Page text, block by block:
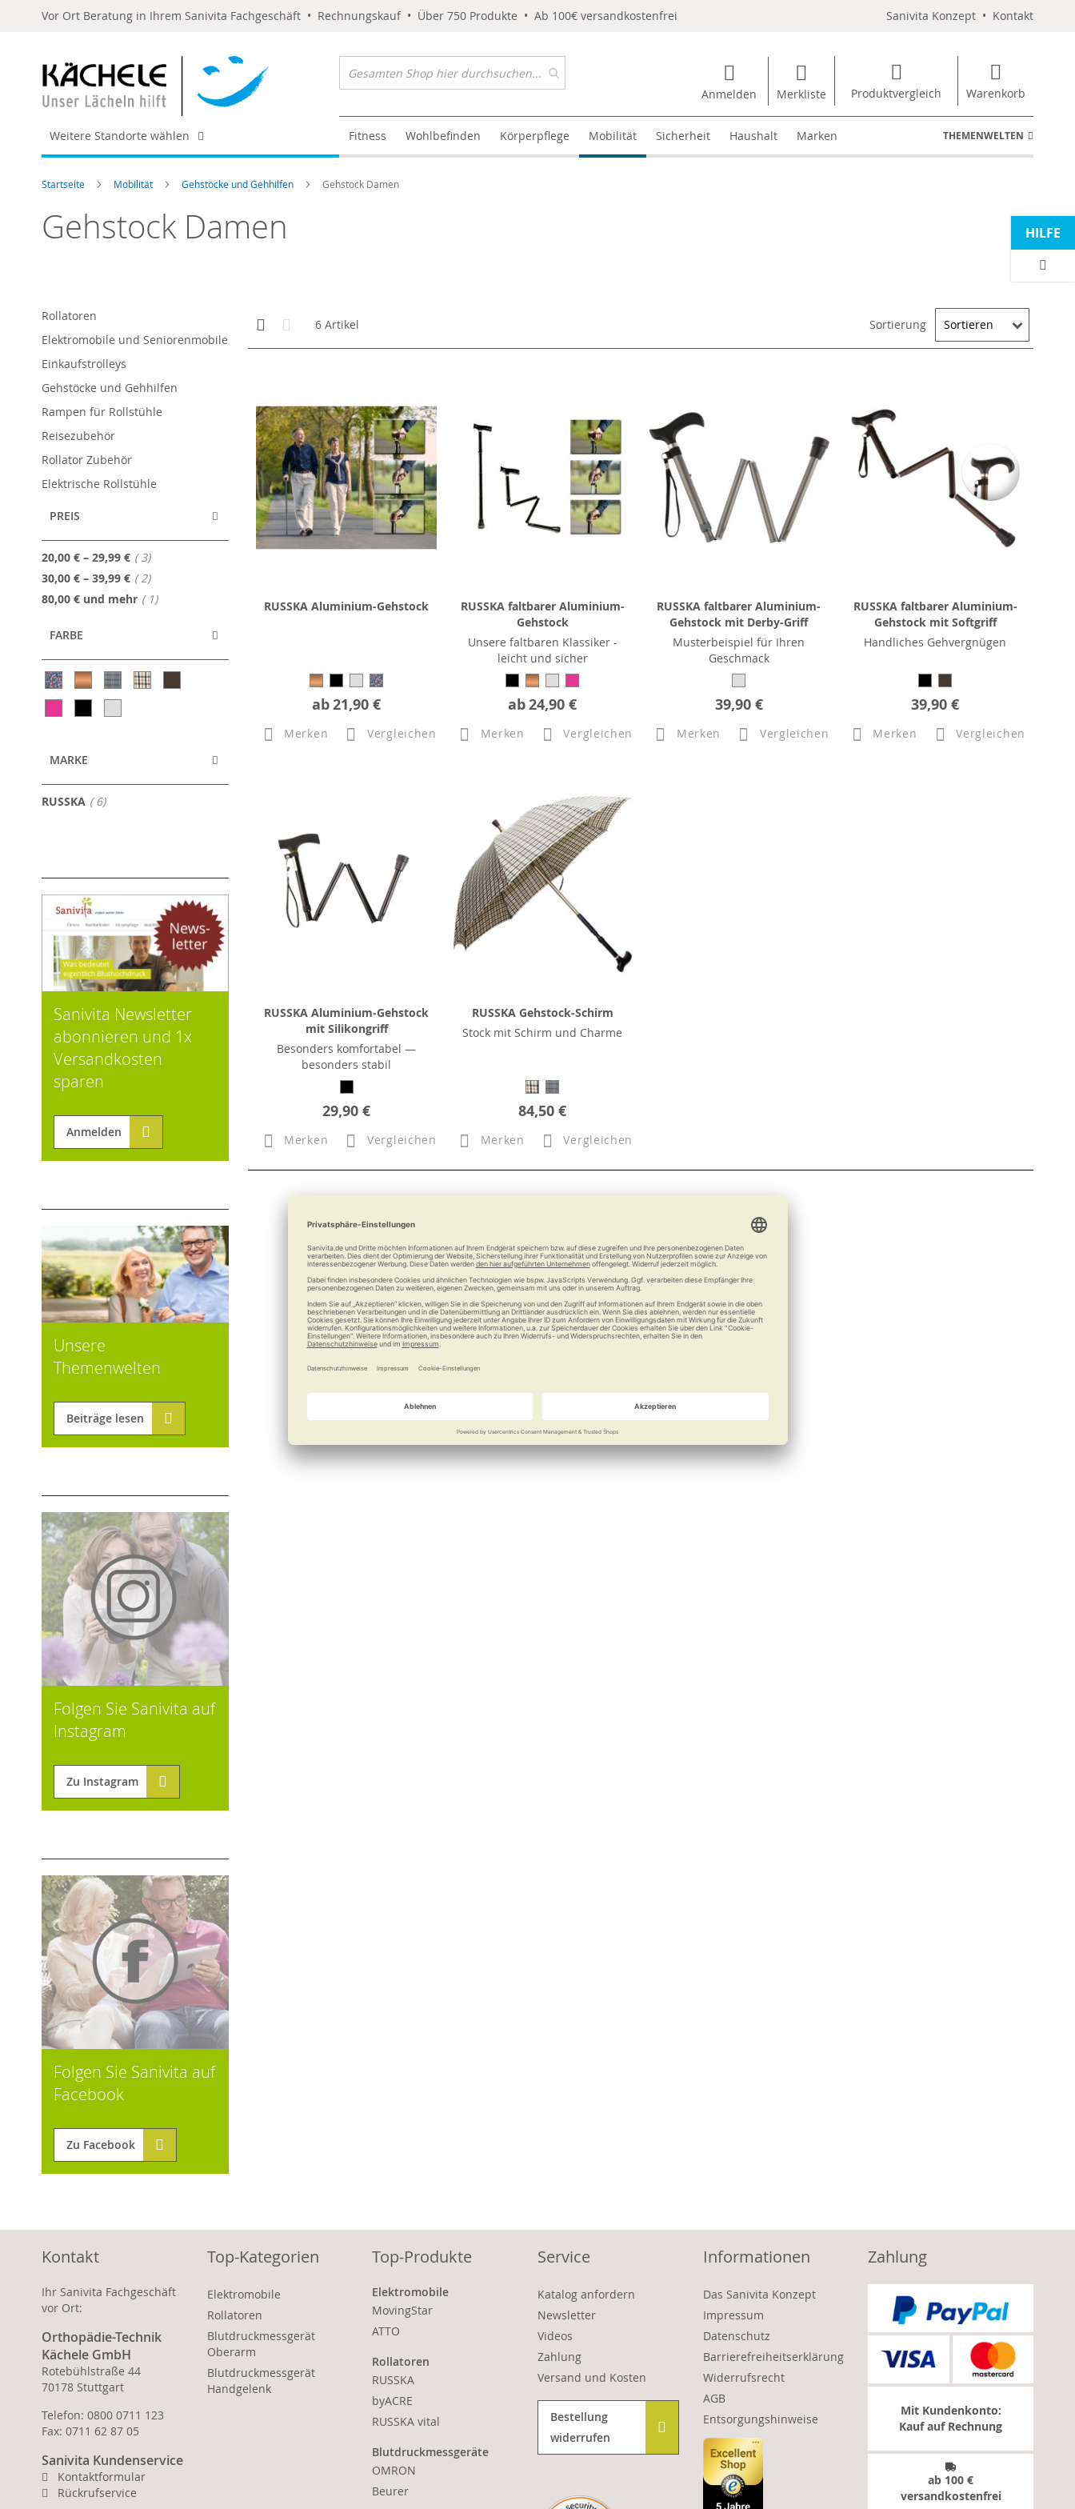
Vor Ort Beratung in Ihrem Sanivita Fachgeschäft • Rechnungskauf • Über 750 Produkte • Ab 100€ versandkostenfrei Sanivita Konzept • Kontakt
Anmelden Merkliste Produktvergleich Warenkorb
Weitere Standorte wählen Fitness Wohlbefinden Körperpflege Mobilität Sicherheit Haushalt Marken THEMENWELTEN
Startseite Mobilität Gehstöcke und Gehhilfen Gehstock Damen
Gehstock Damen
Anzeigen
als
Kachelansicht
Liste6 Artikel Sortierung
RUSSKA Aluminium-Gehstock
ab21,90 €
Merken Vergleichen
RUSSKA faltbarer Aluminium-
Gehstock
Unsere faltbaren Klassiker -
leicht und sicher
ab24,90 €
Merken Vergleichen
RUSSKA faltbarer Aluminium-
Gehstock mit Derby-Griff
Musterbeispiel für Ihren
Geschmack
39,90 €
Merken Vergleichen
RUSSKA faltbarer Aluminium-
Gehstock mit Softgriff
Handliches Gehvergnügen
39,90 €
Merken Vergleichen
RUSSKA Aluminium-Gehstock
mit Silikongriff
Besonders komfortabel —
besonders stabil
29,90 €
Merken Vergleichen
RUSSKA Gehstock-Schirm
Stock mit Schirm und Charme
84,50 €
Merken Vergleichen
Rollatoren
Elektromobile und Seniorenmobile
Einkaufstrolleys
Gehstöcke und Gehhilfen
Rampen für Rollstühle
Reisezubehör
Rollator Zubehör
Elektrische Rollstühle
PREIS
20,00 € – 29,99 € 3Artikel
30,00 € – 39,99 € 2Artikel
80,00 € und mehr 1Artikel
FARBE
MARKE
RUSSKA 6Artikel
Sanivita Newsletter
abonnieren und 1x
Versandkosten
sparen
Anmelden
Unsere
Themenwelten
Beiträge lesen
Folgen Sie Sanivita auf
Instagram
Zu Instagram
Folgen Sie Sanivita auf
Facebook
Zu Facebook
HILFE
Kontakt
Ihr Sanivita Fachgeschäft
vor Ort:
Orthopädie-Technik
Kächele GmbH
Rotebühlstraße 44
70178 Stuttgart
Telefon: 0800 0711 123
Fax: 0711 62 87 05
Sanivita Kundenservice
Kontaktformular
Rückrufservice
Top-Kategorien
Elektromobile
Rollatoren
Blutdruckmessgerät
Oberarm
Blutdruckmessgerät
Handgelenk
Top-Produkte
Elektromobile
MovingStar
ATTO
Rollatoren
RUSSKA
byACRE
RUSSKA vital
Blutdruckmessgeräte
OMRON
Beurer
Service
Katalog anfordern
Newsletter
Videos
Zahlung
Versand und Kosten
Bestellung
widerrufen
Informationen
Das Sanivita Konzept
Impressum
Datenschutz
Barrierefreiheitserklärung
Widerrufsrecht
AGB
Entsorgungshinweise
Zahlung
Mit Kundenkonto:
Kauf auf Rechnung
ab 100 €
versandkostenfrei